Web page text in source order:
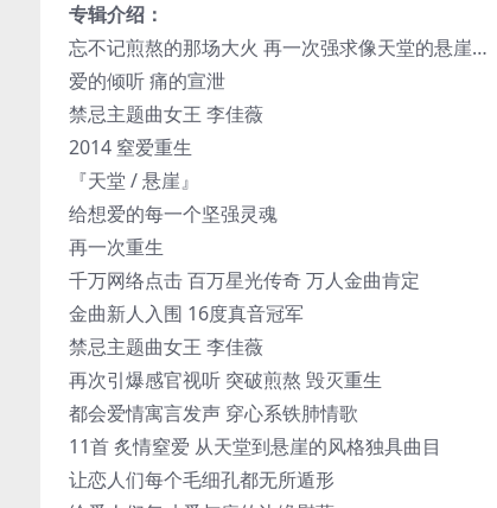
专辑介绍：
忘不记煎熬的那场大火 再一次强求像天堂的悬崖…
爱的倾听 痛的宣泄
禁忌主题曲女王 李佳薇
2014 窒爱重生
『天堂 / 悬崖』
给想爱的每一个坚强灵魂
再一次重生
千万网络点击 百万星光传奇 万人金曲肯定
金曲新人入围 16度真音冠军
禁忌主题曲女王 李佳薇
再次引爆感官视听 突破煎熬 毁灭重生
都会爱情寓言发声 穿心系铁肺情歌
11首 炙情窒爱 从天堂到悬崖的风格独具曲目
让恋人们每个毛细孔都无所遁形